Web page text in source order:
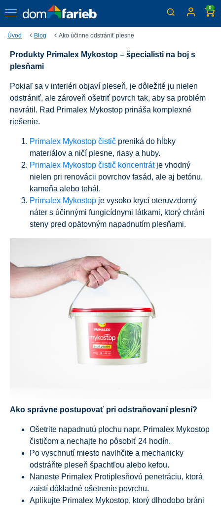
0
Úvod Blog Ako účinne odstrániť plesne
Ako účinne odstrániť plesne
Produkty Primalex Mykostop – špecialisti na boj s
plesňami
Pokiaľ sa v interiéri objaví pleseň, je dôležité ju nielen
odstrániť, ale zároveň ošetriť povrch tak, aby sa problém
nevrátil. Rad Primalex Mykostop prináša komplexné
riešenie.
Primalex Mykostop čistič preniká do hĺbky
materiálov a ničí plesne, riasy a huby.
Primalex Mykostop čistič koncentrátje vhodný
nielen pri renovácii povrchov fasád, ale aj betónu,
kameňa alebo tehál.
Primalex Mykostop je vysoko krycí oteruvzdorný
náter s účinnými fungicídnymi látkami, ktorý chráni
steny pred opätovným napadnutím plesňami.
Ako správne postupovať pri odstraňovaní plesní?
Ošetrite napadnutú plochu napr. Primalex Mykostop
čističom a nechajte ho pôsobiť 24 hodín.
Po vyschnutí miesto navlhčite a mechanicky
odstráňte pleseň špachtľou alebo kefou.
Naneste Primalex Protiplesňovú penetráciu, ktorá
zaistí dôkladné ošetrenie povrchu.
Aplikujte Primalex Mykostop, ktorý dlhodobo bráni